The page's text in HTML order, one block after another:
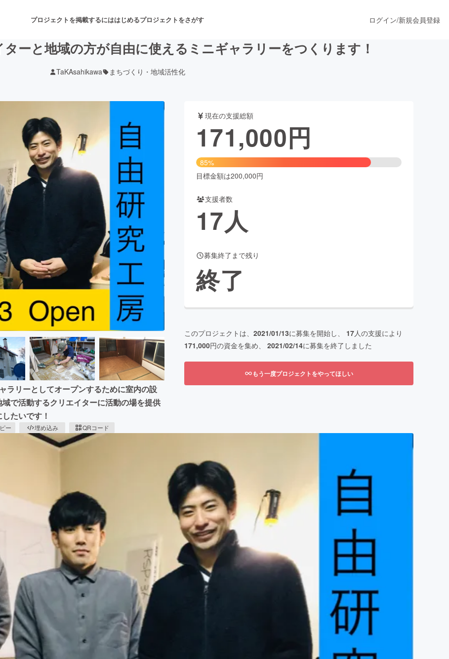
プロジェクトを掲載するにははじめるプロジェクトをさがす
音楽 舞台・パフォーマンス
ゲーム・サービス開発 ファッション
書籍・雑誌出版
チャレンジ ビューティー・ヘルスケア
CAMPFIRE for Social Good
CAMPFIRE Creation
CAMPFIREふるさと納税
コミュニティ
ログイン/新規会員登録
ーと地域の方が自由に使えるミニギャラリーをつくります！
TaKAsahikawa まちづくり・地域活性化
ラリーとしてオープンするために室内の設
で活動するクリエイターに活動の場を提供
たいです！
ー 埋め込み QRコード
現在の支援総額
171,000円
85%
目標金額は200,000円
支援者数
17人
募集終了まで残り
終了
このプロジェクトは、 2021/01/13に募集を開始し、 17人の支援により
171,000円の資金を集め、 2021/02/14に募集を終了しました
もう一度プロジェクトをやってほしい